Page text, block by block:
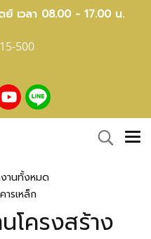
เวลา 08.00 - 17.00 น.
500
านทั้งหมด
รเหล็ก
โครงสร้าง